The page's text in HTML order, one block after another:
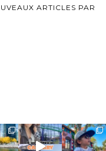
ARTICLES PAR